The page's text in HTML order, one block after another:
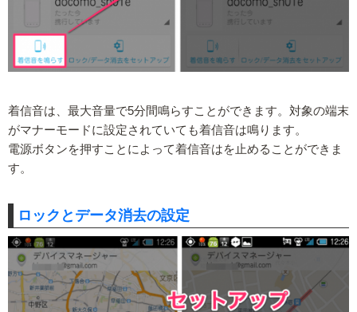
着信音は、最大音量で5分間鳴らすことができます。対象の端末
がマナーモードに設定されていても着信音は鳴ります。
電源ボタンを押すことによって着信音はを止めることができま
す。
ロックとデータ消去の設定